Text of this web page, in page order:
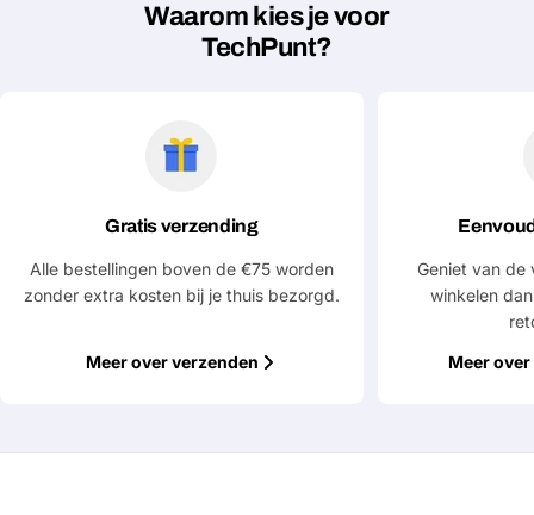
Velden gemarkeerd met * zijn verplicht
Waarom kies je voor
TechPunt?
Gratis verzending
Alle bestellingen boven de €75 worden
zonder extra kosten bij je thuis bezorgd.
Meer over verzenden
Geniet van de
winkelen
Meer